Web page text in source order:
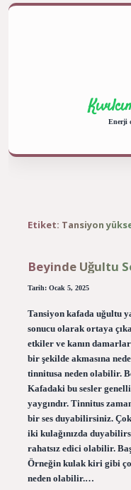
Enerji
Etiket: Tansiyon
Beyinde Uğultu
Tarih: Ocak 5, 2025
Tansiyon kafada uğultu
sonucu olarak ortaya
etkiler ve kanın
bir şekilde akmasına
tinnitusa neden olabilir.
Kafadaki bu sesler
yaygındır. Tinnitus
bir ses duyabilirsiniz.
iki kulağınızda
rahatsız edici olabilir.
Örneğin kulak kiri gibi
neden olabilir.…